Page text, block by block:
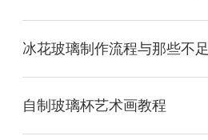
冰花玻璃制作流程与那些不足
自制玻璃杯艺术画教程